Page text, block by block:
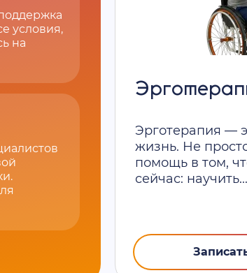
условия,
на
Эрготерапия —
жизнь. Не
помощь в том,
сейчас: научить...